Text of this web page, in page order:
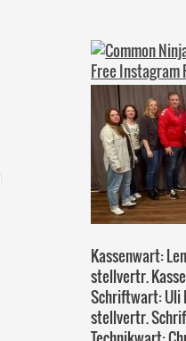
Free Instagram
Kassenwart:
stellvertr.
Schriftwart: Uli
stellvertr.